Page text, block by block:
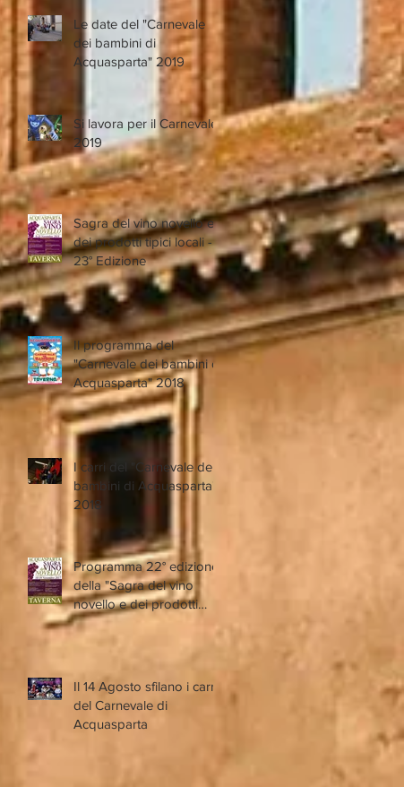
Le date del "Carnevale
dei bambini di
Acquasparta" 2019
Si lavora per il Carnevale
2019
Sagra del vino novello e
dei prodotti tipici locali -
23° Edizione
Il programma del
"Carnevale dei bambini di
Acquasparta" 2018
I carri del "Carnevale dei
bambini di Acquasparta"
2018
Programma 22° edizione
della "Sagra del vino
novello e dei prodotti
tipici locali"
Il 14 Agosto sfilano i carri
del Carnevale di
Acquasparta